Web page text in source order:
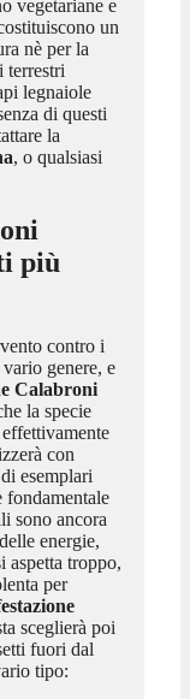
vegetariane e
un
nè per la
terrestri
legnaiole
di questi
la
, o qualsiasi
più
contro i
genere, e
Calabroni
la specie
con
esemplari
fondamentale
sono ancora
energie,
aspetta troppo,
per
sceglierà poi
fuori dal
tipo: